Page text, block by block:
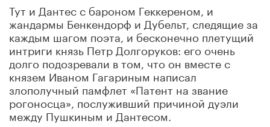
Тут и Дантес с бароном Геккереном, и
жандармы Бенкендорф и Дубельт, следящие за
каждым шагом поэта, и бесконечно плетущий
интриги князь Петр Долгоруков: его очень
долго подозревали в том, что он вместе с
князем Иваном Гагариным написал
злополучный памфлет «Патент на звание
рогоносца», послуживший причиной дуэли
между Пушкиным и Дантесом.